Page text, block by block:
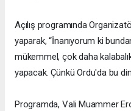
Açılış programında
yaparak, “İnanıyorum ki
mükemmel, çok daha
yapacak. Çünkü Ordu'da bu
Programda, Vali Muammer